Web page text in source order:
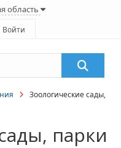
область
Войти
Зоологические сады,
парки